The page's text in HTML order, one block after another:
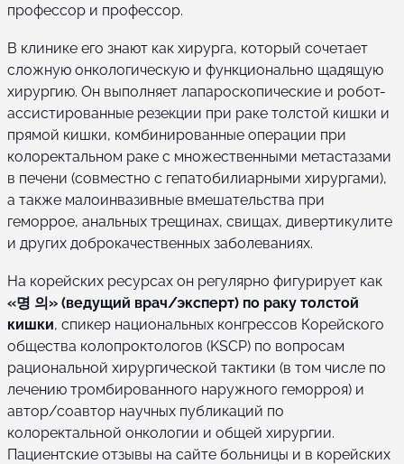
профессор и профессор.
В клинике его знают как хирурга, который сочетает
сложную онкологическую и функционально щадящую
хирургию. Он выполняет лапароскопические и робот-
ассистированные резекции при раке толстой кишки и
прямой кишки, комбинированные операции при
колоректальном раке с множественными метастазами
в печени (совместно с гепатобилиарными хирургами),
а также малоинвазивные вмешательства при
геморрое, анальных трещинах, свищах, дивертикулите
и других доброкачественных заболеваниях.
На корейских ресурсах он регулярно фигурирует как
«명 의» (ведущий врач/эксперт) по раку толстой
кишки, спикер национальных конгрессов Корейского
общества колопроктологов (KSCP) по вопросам
рациональной хирургической тактики (в том числе по
лечению тромбированного наружного геморроя) и
автор/соавтор научных публикаций по
колоректальной онкологии и общей хирургии.
Пациентские отзывы на сайте больницы и в корейских